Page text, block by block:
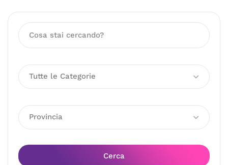
Tutte le Categorie
Provincia
Cerca